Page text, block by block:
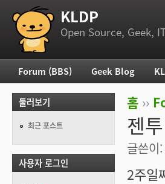
부 메뉴 KLDP
Open Source, Geek,
현재 위
홈 ››
젠
글쓴이:
2주일
주 메뉴
Forum (BBS) Geek Blog
둘러보기
최근 포스트
사용자 로그인